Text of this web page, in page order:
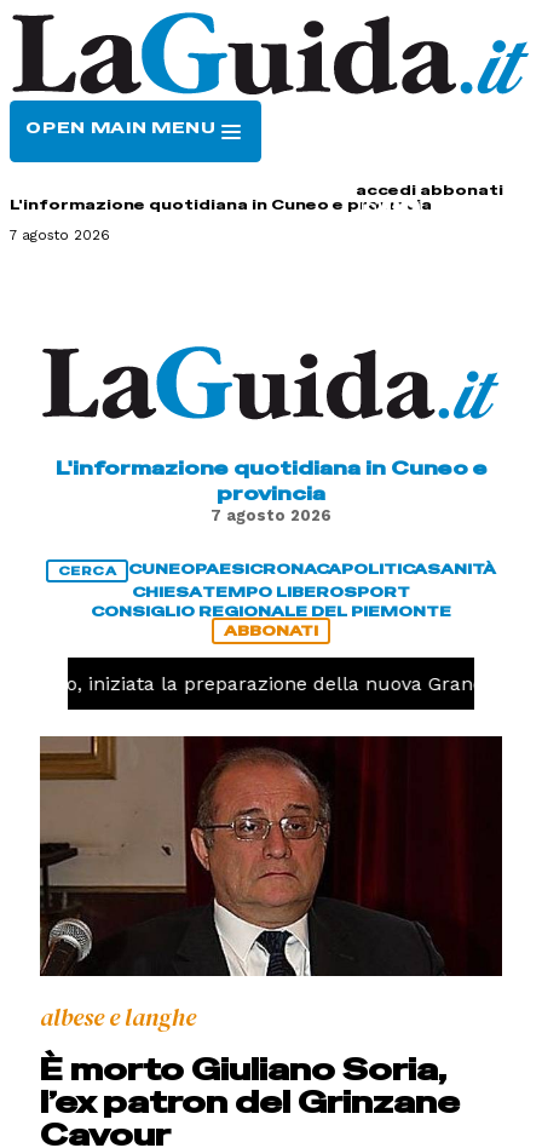
OPEN MAIN MENU
accedi abbonati
L'informazione quotidiana in Cuneo e provincia
7 agosto 2026
L'informazione quotidiana in Cuneo e
provincia
7 agosto 2026
CERCA CUNEOPAESICRONACAPOLITICASANITÀ
CHIESATEMPO LIBEROSPORT
CONSIGLIO REGIONALE DEL PIEMONTE
ABBONATI
iniziata la preparazione della nuova Granda Volley
albese e langhe
È morto Giuliano Soria,
l’ex patron del Grinzane
Cavour